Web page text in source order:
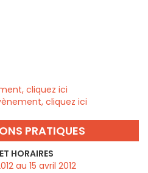
cliquez ici
cliquez ici
PRATIQUES
HORAIRES
au 15 avril 2012